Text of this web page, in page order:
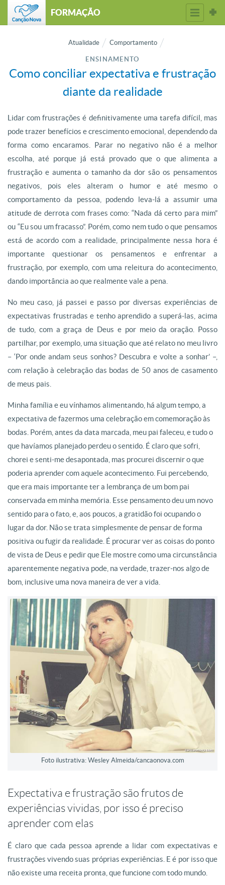
FORMAÇÃO
Atualidade Comportamento
ENSINAMENTO
Como conciliar expectativa e frustração
diante da realidade
Lidar com frustrações é definitivamente uma tarefa difícil, mas
pode trazer benefícios e crescimento emocional, dependendo da
forma como encaramos. Parar no negativo não é a melhor
escolha, até porque já está provado que o que alimenta a
frustração e aumenta o tamanho da dor são os pensamentos
negativos, pois eles alteram o humor e até mesmo o
comportamento da pessoa, podendo leva-lá a assumir uma
atitude de derrota com frases como: “Nada dá certo para mim”
ou “Eu sou um fracasso”. Porém, como nem tudo o que pensamos
está de acordo com a realidade, principalmente nessa hora é
importante questionar os pensamentos e enfrentar a
frustração, por exemplo, com uma releitura do acontecimento,
dando importância ao que realmente vale a pena.
No meu caso, já passei e passo por diversas experiências de
expectativas frustradas e tenho aprendido a superá-las, acima
de tudo, com a graça de Deus e por meio da oração. Posso
partilhar, por exemplo, uma situação que até relato no meu livro
– ‘Por onde andam seus sonhos? Descubra e volte a sonhar’ –,
com relação à celebração das bodas de 50 anos de casamento
de meus pais.
Minha família e eu vínhamos alimentando, há algum tempo, a
expectativa de fazermos uma celebração em comemoração às
bodas. Porém, antes da data marcada, meu pai faleceu, e tudo o
que havíamos planejado perdeu o sentido. É claro que sofri,
chorei e senti-me desapontada, mas procurei discernir o que
poderia aprender com aquele acontecimento. Fui percebendo,
que era mais importante ter a lembrança de um bom pai
conservada em minha memória. Esse pensamento deu um novo
sentido para o fato, e, aos poucos, a gratidão foi ocupando o
lugar da dor. Não se trata simplesmente de pensar de forma
positiva ou fugir da realidade. É procurar ver as coisas do ponto
de vista de Deus e pedir que Ele mostre como uma circunstância
aparentemente negativa pode, na verdade, trazer-nos algo de
bom, inclusive uma nova maneira de ver a vida.
Foto ilustrativa: Wesley Almeida/cancaonova.com
Expectativa e frustração são frutos de
experiências vividas, por isso é preciso
aprender com elas
É claro que cada pessoa aprende a lidar com expectativas e
frustrações vivendo suas próprias experiências. E é por isso que
não existe uma receita pronta, que funcione com todo mundo.